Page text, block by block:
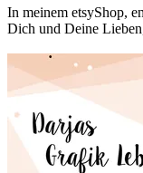
In meinem etsyShop,
Dich und Deine